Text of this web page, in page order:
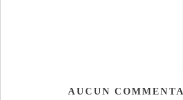
AUCUN